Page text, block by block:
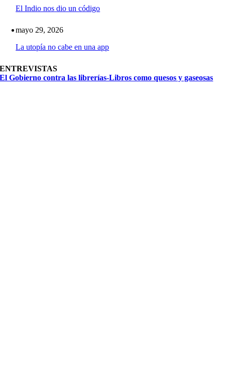
El Indio nos dio un código
mayo 29, 2026
La utopía no cabe en una app
ENTREVISTAS
El Gobierno contra las librerías-Libros como quesos y gaseosas